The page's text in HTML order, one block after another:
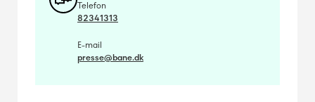
Telefon
82341313
E-mail
presse@bane.dk